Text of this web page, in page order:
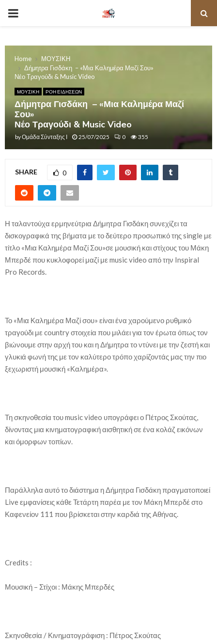
PRIMARY
Home
ΜΟΥΣΙΚΗ
Δήμητρα Γισδάκη – «Μια Καλημέρα Μαζί Σου»
Νέο Τραγούδι & Music Video
ΜΟΥΣΙΚΗ ΡΟΗ ΕΙΔΗΣΕΩΝ
Δήμητρα Γισδάκη – «Μια Καλημέρα Μαζί
Σου»
Νέο Τραγούδι & Music Video
byΟμάδα Σύνταξης Ι 25/07/2025 0 355
SHARE 0
Η ταλαντούχα ερμηνεύτρια Δήμητρα Γισδάκη συνεχίζει τα
δισκογραφικά της βήματα με το δεύτερο προσωπικό της single με
τίτλο «Μια Καλημέρα Μαζί Σου»σε μουσική και στίχους του Μάκη
Μπερδέ που κυκλοφορεί μαζί με music video από την Inspiral
Pro Records.
Το «Μια Καλημέρα Μαζί σου» είναι ένα χαρούμενο ρυθμικό
τραγούδι με country στοιχεία που μιλάει για τον έρωτα όπως τον
βιώνουμε στην αρχή του και η Δήμητρα το ντύνει με την ζεστή και
γλυκιά φωνή της με τον καλύτερο τρόπο χαρίζοντάς μας την πιο
ξεχωριστή μουσική «Καλημέρα».
Τη σκηνοθεσία του music video υπογράφει ο Πέτρος Σκούτας,
δίνοντας μια κινηματογραφική αισθητική σε ένα κολάζ εικόνων
και όμορφων τοπίων.
Παράλληλα αυτό το διάστημα η Δήμητρα Γισδάκη πραγματοποιεί
Live εμφανίσεις κάθε Τετάρτη παρέα με τον Μάκη Μπερδέ στο
Καφενείον 111 που βρίσκεται στην καρδιά της Αθήνας.
Credits :
Μουσική – Στίχοι : Μάκης Μπερδές
Σκηνοθεσία / Κινηματογράφιση : Πέτρος Σκούτας